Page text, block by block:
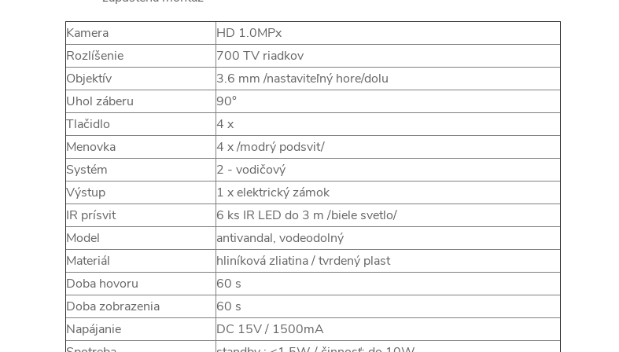
Kamera
HD 1.0MPx
Rozlíšenie
700 TV riadkov
Objektív
3.6 mm /nastaviteľný hore/dolu
Uhol záberu
90°
Tlačidlo
4 x
Menovka
4 x /modrý podsvit/
Systém
2 - vodičový
Výstup
1 x elektrický zámok
IR prísvit
6 ks IR LED do 3 m /biele svetlo/
Model
antivandal, vodeodolný
Materiál
hliníková zliatina / tvrdený plast
Doba hovoru
60 s
Doba zobrazenia
60 s
Napájanie
DC 15V / 1500mA